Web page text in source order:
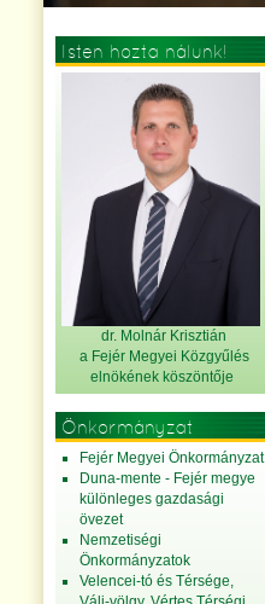
Isten hozta nálunk!
dr. Molnár Krisztián
a Fejér Megyei Közgyűlés
elnökének köszöntője
Önkormányzat
Fejér Megyei Önkormányzat
Duna-mente - Fejér megye
különleges gazdasági
övezet
Nemzetiségi
Önkormányzatok
Velencei-tó és Térsége,